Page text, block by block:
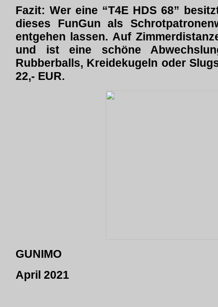
Fazit: Wer eine “T4E HDS 68”
dieses FunGun als
entgehen lassen. Auf
und ist eine schöne
Rubberballs, Kreidekugeln oder
22,- EUR.
GUNIMO
April 2021